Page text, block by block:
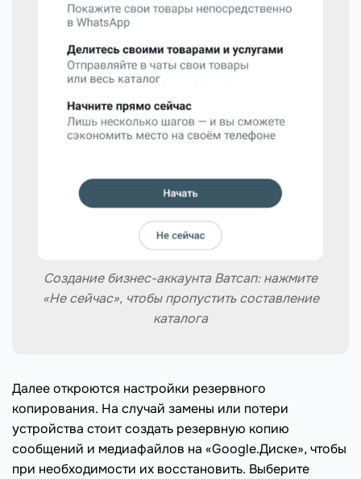
Создание бизнес-аккаунта Ватсап: нажмите
«Не сейчас», чтобы пропустить составление
каталога
Далее откроются настройки резервного
копирования. На случай замены или потери
устройства стоит создать резервную копию
сообщений и медиафайлов на «Google.Диске», чтобы
при необходимости их восстановить. Выберите